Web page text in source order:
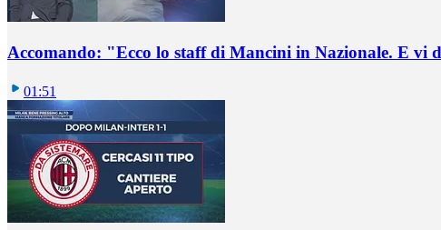
Accomando: "Ecco lo staff di Mancini in Nazionale. E vi
01:51